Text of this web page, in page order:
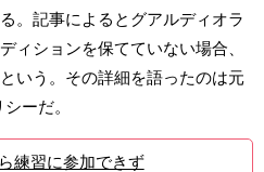
。記事によるとグアルディオラ
ィションを保てていない場合、
いう。その詳細を語ったのは元
ーだ。
練習に参加できず